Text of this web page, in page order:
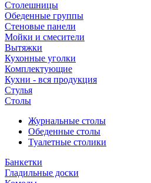
Столешницы
Обеденные группы
Стеновые панели
Мойки и смесители
Вытяжки
Кухонные уголки
Комплектующие
Кухни - вся продукция
Стулья
Столы
Журнальные столы
Обеденные столы
Туалетные столики
Банкетки
Гладильные доски